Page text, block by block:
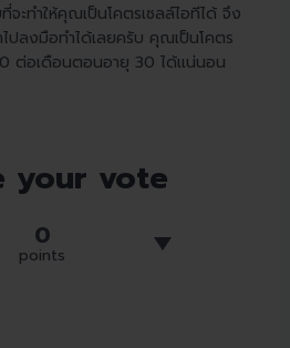
ะทำให้คุณเป็นโคตรเซลล์ไอทีได้ จึง
ปลงมือทำได้เลยครับ คุณเป็นโคตร
ต่อเดือนตอนอายุ 30 ได้แน่นอน
your vote
0
points